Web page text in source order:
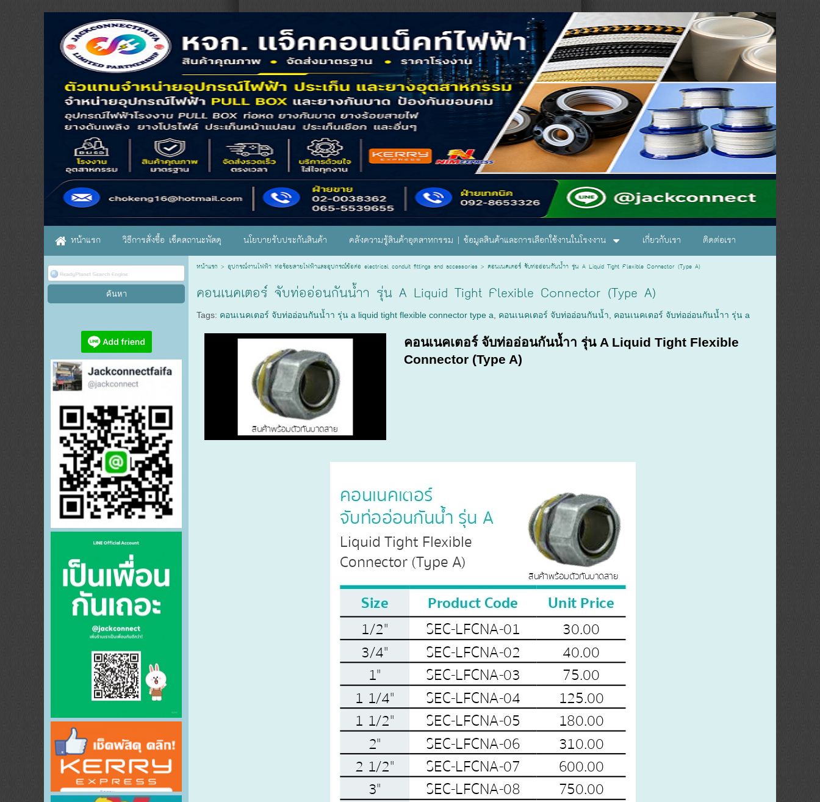
หน้าแรก วิธีการสั่งซื้อ เช็คสถานะพัสดุ นโยบายรับประกันสินค้า คลังความรู้สินค้าอุตสาหกรรม | ข้อมูลสินค้าและการเลือกใช้งานในโรงงาน เกี่ยวกับเรา ติดต่อเรา
หน้าแรก > อุปกรณ์งานไฟฟ้า ท่อร้อยสายไฟฟ้าและอุปกรณ์ข้อต่อ electrical conduit fittings and accessories> คอนเนคเตอร์ จับท่ออ่อนกันน้ำา รุ่น A Liquid Tight Flexible Connector (Type A)
คอนเนคเตอร์ จับท่ออ่อนกันน้ำา รุ่น A Liquid Tight Flexible Connector (Type A)
Tags: คอนเนคเตอร์ จับท่ออ่อนกันน้ำา รุ่น a liquid tight flexible connector type a คอนเนคเตอร์ จับท่ออ่อนกันน้ำ คอนเนคเตอร์ จับท่ออ่อนกันน้ำา รุ่น a
คอนเนคเตอร์ จับท่ออ่อนกันน้ำา รุ่น A Liquid Tight Flexible
Connector (Type A)